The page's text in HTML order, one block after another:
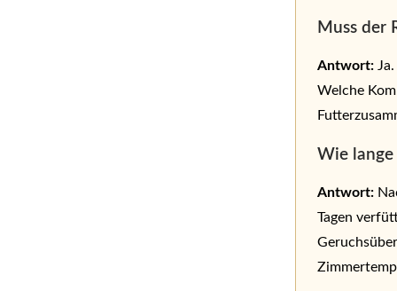
Muss der
Antwort:
Welche
Wie
Antwort:
Tagen